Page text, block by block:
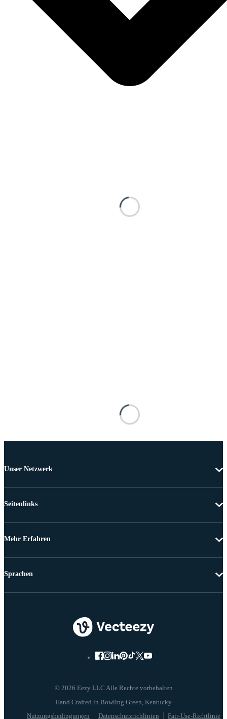
Unser Netzwerk
Seitenlinks
Mehr Erfahren
© 2026 Eezy LLC Alle Rechte vorbehalten
Nutzungsbedingungen Datenschutzrichlinien Fair-Use-Richtlinie
Sprachen